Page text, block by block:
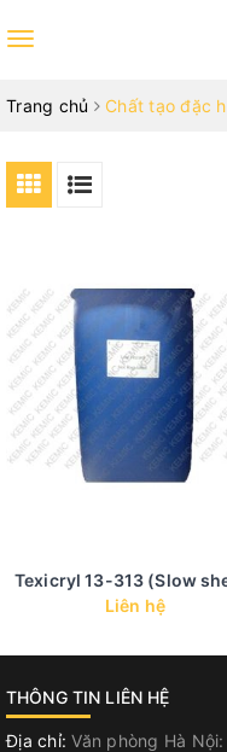
Toggle
Trang chủ Chất tạo đặc
Texicryl 13-313 (Slow
Liên hệ
THÔNG TIN LIÊN HỆ
Địa chỉ: Văn phòng Hà